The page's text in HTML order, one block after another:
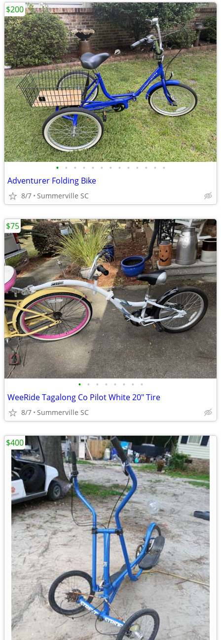
• • • • • • • • • • • • •
Adventurer Folding Bike
8/7 Summerville SC
$200
• • • • • • • •
WeeRide Tagalong Co Pilot White 20" Tire
8/7 Summerville SC
$75
$400